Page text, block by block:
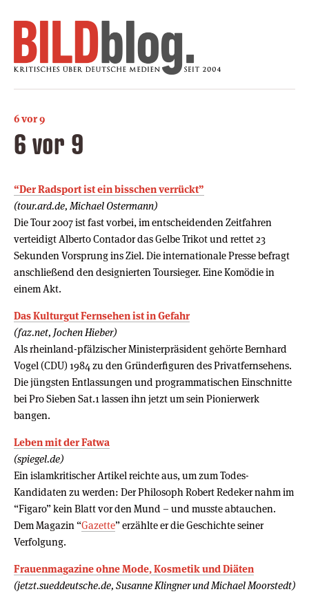
6 vor 9
6 vor 9
“Der Radsport ist ein bisschen verrückt”
(tour.ard.de, Michael Ostermann)
Die Tour 2007 ist fast vorbei, im entscheidenden Zeitfahren
verteidigt Alberto Contador das Gelbe Trikot und rettet 23
Sekunden Vorsprung ins Ziel. Die internationale Presse befragt
anschließend den designierten Toursieger. Eine Komödie in
einem Akt.
Das Kulturgut Fernsehen ist in Gefahr
(faz.net, Jochen Hieber)
Als rheinland-pfälzischer Ministerpräsident gehörte Bernhard
Vogel (CDU) 1984 zu den Gründerfiguren des Privatfernsehens.
Die jüngsten Entlassungen und programmatischen Einschnitte
bei Pro Sieben Sat.1 lassen ihn jetzt um sein Pionierwerk
bangen.
Leben mit der Fatwa
(spiegel.de)
Ein islamkritischer Artikel reichte aus, um zum Todes-
Kandidaten zu werden: Der Philosoph Robert Redeker nahm im
“Figaro” kein Blatt vor den Mund – und musste abtauchen.
Dem Magazin “Gazette” erzählte er die Geschichte seiner
Verfolgung.
Frauenmagazine ohne Mode, Kosmetik und Diäten
(jetzt.sueddeutsche.de, Susanne Klingner und Michael Moorstedt)